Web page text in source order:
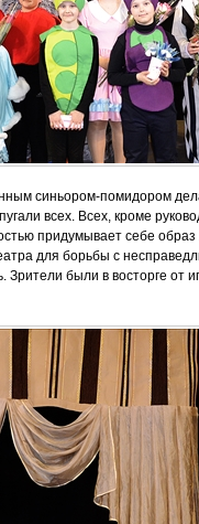
синьором-помидором
всех. Всех, кроме
придумывает себе
для борьбы с
Зрители были в восторге от